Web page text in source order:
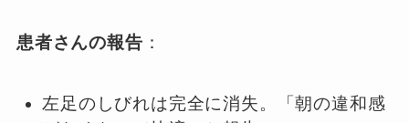
患者さんの報告 ：
左足のしびれは完全に消失。「朝の違和感